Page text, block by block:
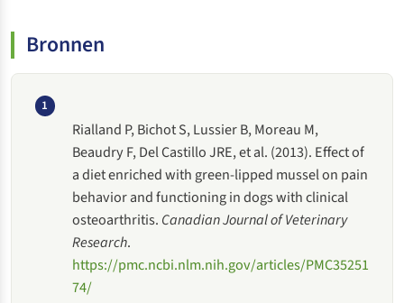
Bronnen
1
Rialland P, Bichot S, Lussier B, Moreau M,
Beaudry F, Del Castillo JRE, et al. (2013). Effect of
a diet enriched with green-lipped mussel on pain
behavior and functioning in dogs with clinical
osteoarthritis. Canadian Journal of Veterinary
Research.
https://pmc.ncbi.nlm.nih.gov/articles/PMC35251
74/